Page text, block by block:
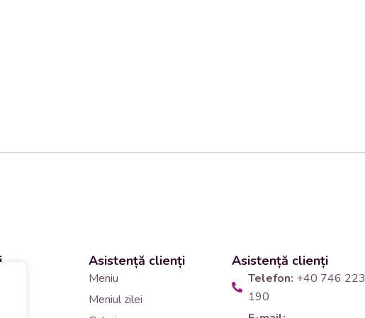
și
Asistență clienți
Meniu
Meniul zilei
Asistență clienți
Telefon: +40 746 223
190